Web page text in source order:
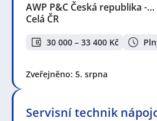
AWP P&C Česká republika -…
Celá ČR
30 000 – 33 400 Kč
Zveřejněno: 5. srpna
Servisní technik